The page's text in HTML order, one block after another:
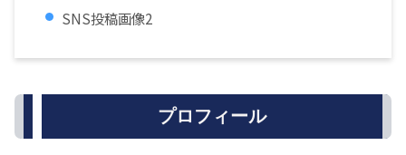
SNS投稿画像2
プロフィール